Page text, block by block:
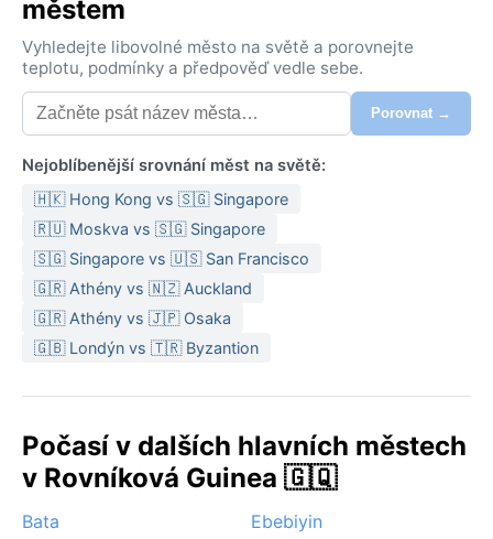
městem
Vyhledejte libovolné město na světě a porovnejte
teplotu, podmínky a předpověď vedle sebe.
Porovnat →
Nejoblíbenější srovnání měst na světě:
🇭🇰 Hong Kong vs 🇸🇬 Singapore
🇷🇺 Moskva vs 🇸🇬 Singapore
🇸🇬 Singapore vs 🇺🇸 San Francisco
🇬🇷 Athény vs 🇳🇿 Auckland
🇬🇷 Athény vs 🇯🇵 Osaka
🇬🇧 Londýn vs 🇹🇷 Byzantion
Počasí v dalších hlavních městech
v Rovníková Guinea 🇬🇶
Bata
Ebebiyin